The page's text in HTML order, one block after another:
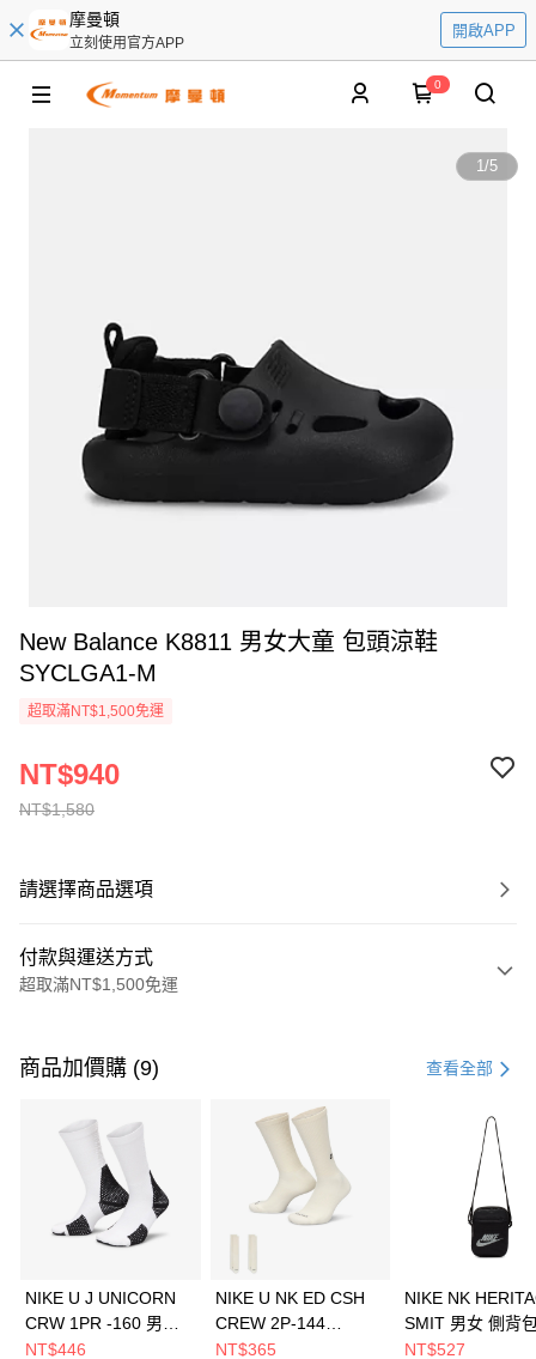
摩曼頓
立刻使用官方APP
開啟APP
0
1/5
New Balance K8811 男女大童 包頭涼鞋
SYCLGA1-M
超取滿NT$1,500免運
NT$1,580
NT$940
請選擇商品選項
付款與運送方式
超取滿NT$1,500免運
信用卡一次付款
3 期 0 利率 每期 21家銀行
合作金庫商業銀行
第一商業銀行
華南商業銀行
彰化商業銀行
上海商業儲蓄銀行
Apple Pay
全盈+PAY
商品加價購 (9) 查看全部
NIKE U J UNICORN
CRW 1PR -160 男女
中統襪 FZ3393100
NT$446
NIKE U NK ED CSH
CREW 2P-144
EMBRDY 男女 短統襪
NT$365
NIKE NK
SMIT 男女 側背
BA5871010
NT$527